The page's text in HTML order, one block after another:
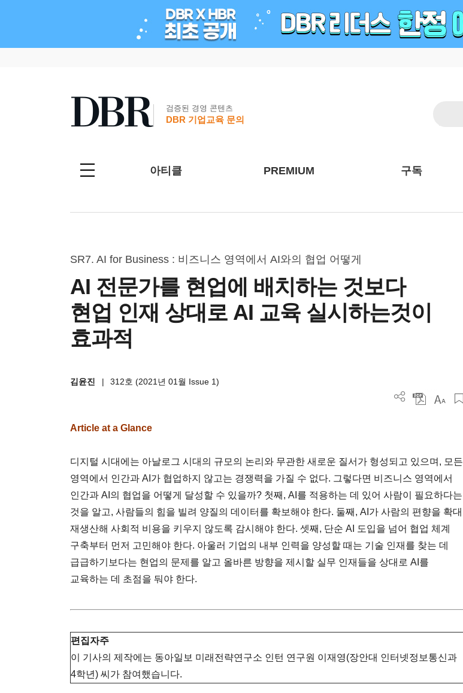
검증된 경영 콘텐츠
DBR 기업교육 문의
아티클 PREMIUM 구독
SR7. AI for Business : 비즈니스 영역에서 AI와의 협업 어떻게
AI 전문가를 현업에 배치하는 것보다
현업 인재 상대로 AI 교육 실시하는것이
효과적
김윤진 | 312호 (2021년 01월 Issue 1)
Article at a Glance
디지털 시대에는 아날로그 시대의 규모의 논리와 무관한 새로운 질서가 형성되고 있으며, 모든
영역에서 인간과 AI가 협업하지 않고는 경쟁력을 가질 수 없다. 그렇다면 비즈니스 영역에서
인간과 AI의 협업을 어떻게 달성할 수 있을까? 첫째, AI를 적용하는 데 있어 사람이 필요하다는
것을 알고, 사람들의 힘을 빌려 양질의 데이터를 확보해야 한다. 둘째, AI가 사람의 편향을 확대
재생산해 사회적 비용을 키우지 않도록 감시해야 한다. 셋째, 단순 AI 도입을 넘어 협업 체계
구축부터 먼저 고민해야 한다. 아울러 기업의 내부 인력을 양성할 때는 기술 인재를 찾는 데
급급하기보다는 현업의 문제를 알고 올바른 방향을 제시할 실무 인재들을 상대로 AI를
교육하는 데 초점을 둬야 한다.
편집자주
이 기사의 제작에는 동아일보 미래전략연구소 인턴 연구원 이재영(장안대 인터넷정보통신과
4학년) 씨가 참여했습니다.